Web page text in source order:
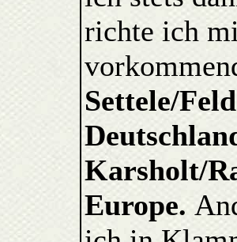
richte ich
Settele/
Karsholt/
Europe.